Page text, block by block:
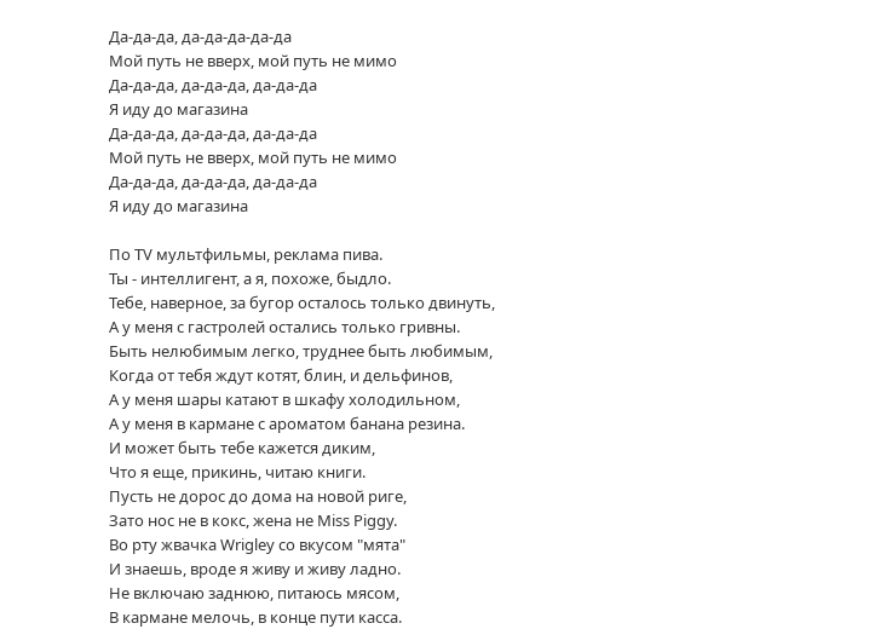
Да-да-да, да-да-да-да-да
Мой путь не вверх, мой путь не мимо
Да-да-да, да-да-да, да-да-да
Я иду до магазина
Да-да-да, да-да-да, да-да-да
Мой путь не вверх, мой путь не мимо
Да-да-да, да-да-да, да-да-да
Я иду до магазина
По TV мультфильмы, реклама пива.
Ты - интеллигент, а я, похоже, быдло.
Тебе, наверное, за бугор осталось только двинуть,
А у меня с гастролей остались только гривны.
Быть нелюбимым легко, труднее быть любимым,
Когда от тебя ждут котят, блин, и дельфинов,
А у меня шары катают в шкафу холодильном,
А у меня в кармане с ароматом банана резина.
И может быть тебе кажется диким,
Что я еще, прикинь, читаю книги.
Пусть не дорос до дома на новой риге,
Зато нос не в кокс, жена не Miss Piggy.
Во рту жвачка Wrigley со вкусом "мята"
И знаешь, вроде я живу и живу ладно.
Не включаю заднюю, питаюсь мясом,
В кармане мелочь, в конце пути касса.